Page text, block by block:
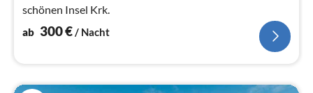
schönen Insel Krk.
ab 300€ / Nacht